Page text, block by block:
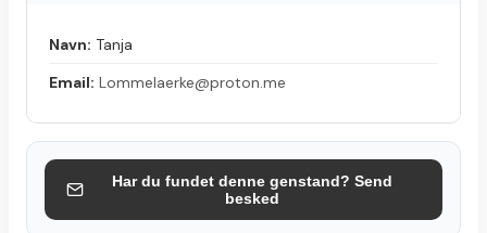
Navn: Tanja
Email: Lommelaerke@proton.me
Har du fundet denne genstand? Send
besked